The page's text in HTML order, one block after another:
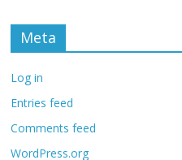
Meta
Log in
Entries feed
Comments feed
WordPress.org